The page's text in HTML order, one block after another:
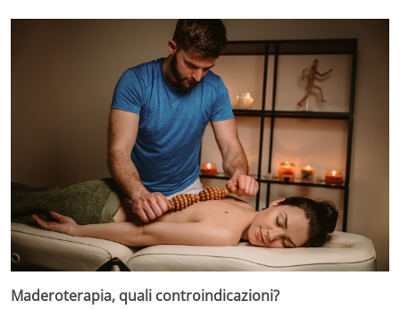
Maderoterapia, quali controindicazioni?